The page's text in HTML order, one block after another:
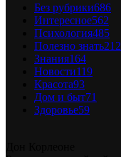
Без рубрики686
Интересное562
Психология485
Полезно знать212
Знания164
Новости119
Красота93
Дом и быт71
Здоровье59